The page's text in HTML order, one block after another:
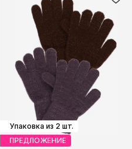
Упаковка из 2 шт.
ПРЕДЛОЖЕНИЕ